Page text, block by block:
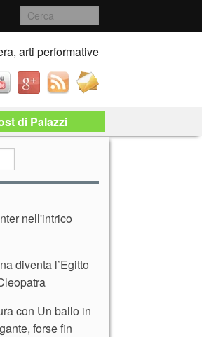
arti performative
di Palazzi
nell'intrico
diventa l’Egitto
con Un ballo in
forse fin